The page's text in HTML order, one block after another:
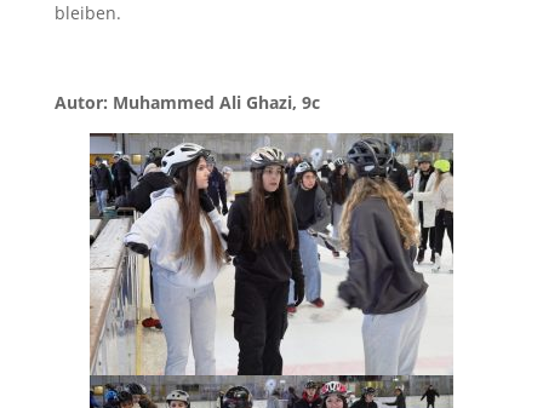
bleiben.
Autor: Muhammed Ali Ghazi, 9c